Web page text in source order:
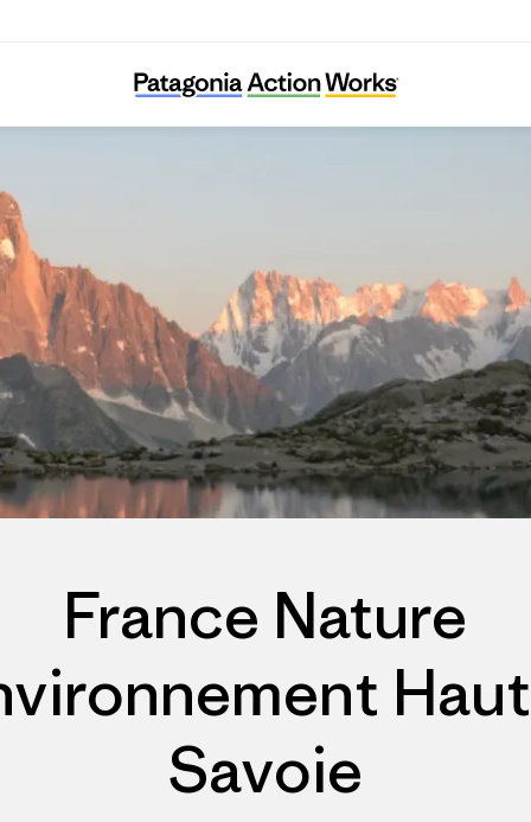
France Nature Environnement Haute-Savoie
France Nature
Savoie